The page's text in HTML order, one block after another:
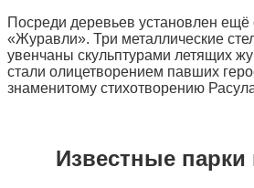
Посреди деревьев установлен
«Журавли». Три металлические
увенчаны скульптурами летящих
стали олицетворением павших
знаменитому стихотворению
Известные парки